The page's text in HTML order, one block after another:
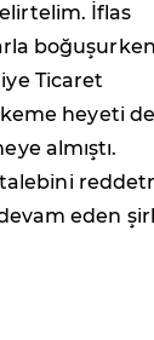
İflas
Ticaret
heyeti
almıştı.
eden